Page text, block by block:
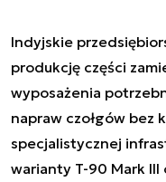
Indyjskie
produkcję części
wyposażenia
napraw czołgów bez
specjalistycznej
warianty T-90 Mark III